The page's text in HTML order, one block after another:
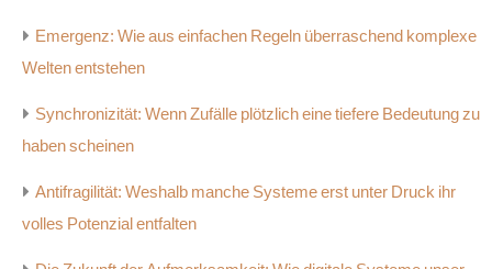
Emergenz: Wie aus einfachen Regeln überraschend komplexe
Welten entstehen
Synchronizität: Wenn Zufälle plötzlich eine tiefere Bedeutung zu
haben scheinen
Antifragilität: Weshalb manche Systeme erst unter Druck ihr
volles Potenzial entfalten